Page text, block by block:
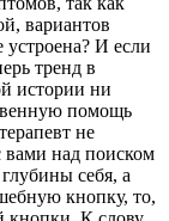
вариантов
И если
тренд в
истории ни
помощь
не
вами над поиском
себя, а
кнопку, то,